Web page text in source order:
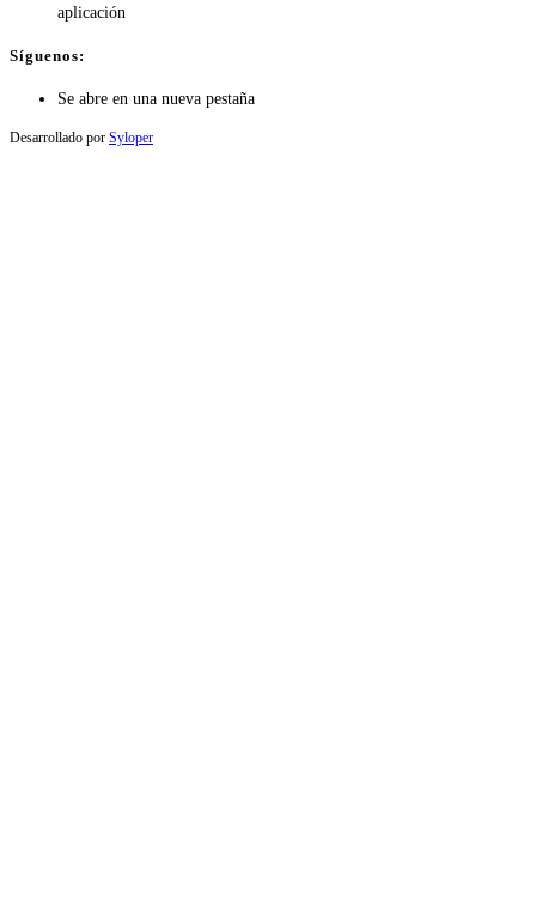
aplicación
Síguenos:
Se abre en una nueva pestaña
Desarrollado por Syloper